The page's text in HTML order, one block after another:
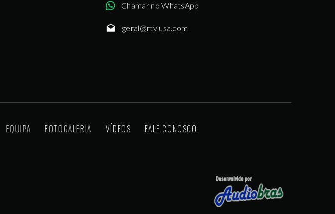
Chamar no WhatsApp
geral@rtvlusa.com
EQUIPA FOTOGALERIA VÍDEOS FALE CONOSCO